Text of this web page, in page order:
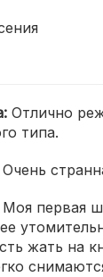
Отлично
типа.
Очень
Моя первая
жать на